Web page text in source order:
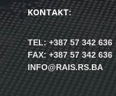
KONTAKT:
TEL: +387 57 342 636
FAX: +387 57 342 636
INFO@RAIS.RS.BA